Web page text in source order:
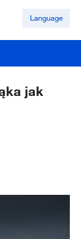
Language
jak